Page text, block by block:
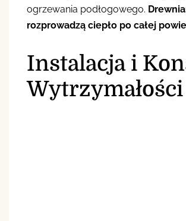
ogrzewania podłogowego.
rozprowadzą ciepło po całej
Instalacja i
Wytrzymałości